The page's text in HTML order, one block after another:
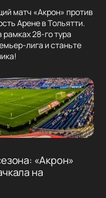
матч «Акрон» против
Арене в Тольятти.
28-го тура
лига и станьте
«Акрон»
на